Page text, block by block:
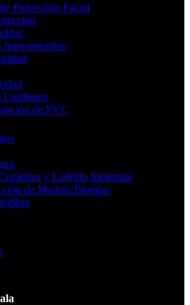
Protección Facial
Impermeables
Lumbares
de PVC
y Ladrillo Industrial
de Madera Blandas